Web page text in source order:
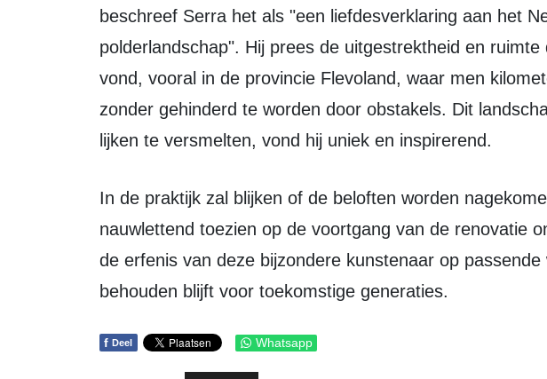
beschreef Serra het als "een liefdesverklaring aan het
polderlandschap". Hij prees de uitgestrektheid en ruimte
vond, vooral in de provincie Flevoland, waar men
zonder gehinderd te worden door obstakels. Dit
lijken te versmelten, vond hij uniek en inspirerend.
In de praktijk zal blijken of de beloften worden nagekomen. De gemeente zal
nauwlettend toezien op de voortgang van de renovatie
de erfenis van deze bijzondere kunstenaar op
behouden blijft voor toekomstige generaties.
f Deel Whatsapp